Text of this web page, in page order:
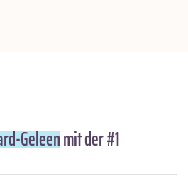
Geleenmit der #1